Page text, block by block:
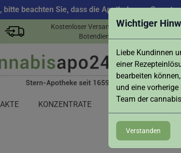
Wichtiger
Liebe Kundinnen
einer
bearbeiten
und eine
Team der
Verstanden
bitte beachten Sie, dass die Apotheke am
Kostenloser Versand & Abholung -
Botendienst in Augsburg
KONZENTRATE ZUBEHÖR